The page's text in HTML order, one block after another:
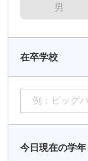
男
在卒学校
今日現在の学年